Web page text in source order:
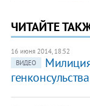
ЧИТАЙТЕ
16 июня 2014, 18:52
ВИДЕО